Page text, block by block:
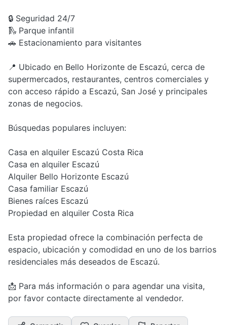
🔒 Seguridad 24/7
🛝 Parque infantil
🚗 Estacionamiento para visitantes
📍 Ubicado en Bello Horizonte de Escazú, cerca de
supermercados, restaurantes, centros comerciales y
con acceso rápido a Escazú, San José y principales
zonas de negocios.
Búsquedas populares incluyen:
Casa en alquiler Escazú Costa Rica
Casa en alquiler Escazú
Alquiler Bello Horizonte Escazú
Casa familiar Escazú
Bienes raíces Escazú
Propiedad en alquiler Costa Rica
Esta propiedad ofrece la combinación perfecta de
espacio, ubicación y comodidad en uno de los barrios
residenciales más deseados de Escazú.
📩 Para más información o para agendar una visita,
por favor contacte directamente al vendedor.